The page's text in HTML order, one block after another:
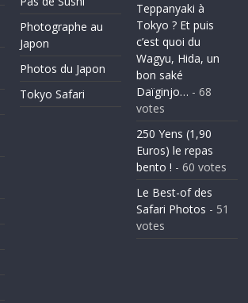
Photographe au
Japon
Photos du Japon
Tokyo Safari
Teppanyaki à
Tokyo ? Et puis
c’est quoi du
Wagyu, Hida, un
bon saké
Daïginjo… - 68
votes
250 Yens (1,90
Euros) le repas
bento ! - 60 votes
Le Best-of des
Safari Photos - 51
votes